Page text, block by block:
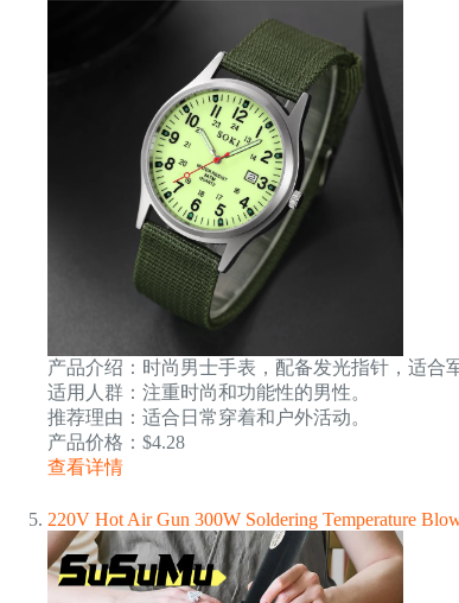
产品介绍：时尚男士手表，配备发光指针，适合
适用人群：注重时尚和功能性的男性。
推荐理由：适合日常穿着和户外活动。
产品价格：$4.28
查看详情
220V Hot Air Gun 300W Soldering Temperature